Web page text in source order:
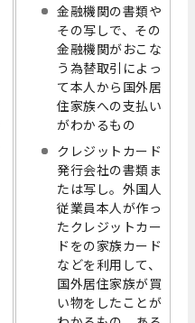
金融機関の書類や
その写しで、その
金融機関がおこな
う為替取引によっ
て本人から国外居
住家族への支払い
がわかるもの
クレジットカード
発行会社の書類ま
たは写し。外国人
従業員本人が作っ
たクレジットカー
ドをの家族カード
などを利用して、
国外居住家族が買
い物をしたことが